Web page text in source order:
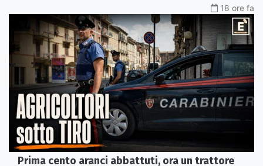
18 ore fa
Prima cento aranci abbattuti, ora un trattore